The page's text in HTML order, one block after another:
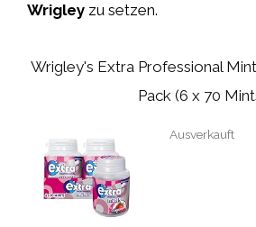
Wrigley zu setzen.
Wrigley's Extra Professional
Pack (6 x 70
Ausverkauft